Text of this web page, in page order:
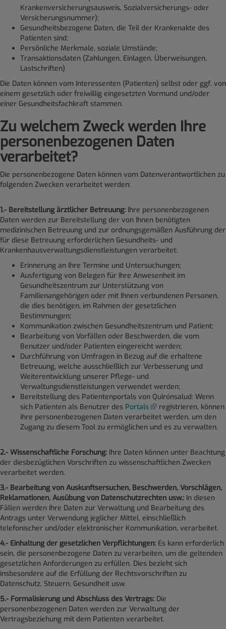
Krankenversicherungsausweis, Sozialversicherungs- oder
Versicherungsnummer);
Gesundheitsbezogene Daten, die Teil der Krankenakte des
Patienten sind;
Persönliche Merkmale, soziale Umstände;
Transaktionsdaten (Zahlungen, Einlagen, Überweisungen,
Lastschriften)
Die Daten können vom Interessenten (Patienten) selbst oder ggf. von
einem gesetzlich oder freiwillig eingesetzten Vormund und/oder
einer Gesundheitsfachkraft stammen.
Zu welchem Zweck werden Ihre
personenbezogenen Daten
verarbeitet?
Die personenbezogene Daten können vom Datenverantwortlichen zu
folgenden Zwecken verarbeitet werden:
1.- Bereitstellung ärztlicher Betreuung: Ihre personenbezogenen
Daten werden zur Bereitstellung der von Ihnen benötigten
medizinischen Betreuung und zur ordnungsgemäßen Ausführung der
für diese Betreuung erforderlichen Gesundheits- und
Krankenhausverwaltungsdienstleistungen verarbeitet:
Erinnerung an Ihre Termine und Untersuchungen;
Ausfertigung von Belegen für Ihre Anwesenheit im
Gesundheitszentrum zur Unterstützung von
Familienangehörigen oder mit Ihnen verbundenen Personen,
die dies benötigen, im Rahmen der gesetzlichen
Bestimmungen;
Kommunikation zwischen Gesundheitszentrum und Patient;
Bearbeitung von Vorfällen oder Beschwerden, die vom
Benutzer und/oder Patienten eingereicht werden;
Durchführung von Umfragen in Bezug auf die erhaltene
Betreuung, welche ausschließlich zur Verbesserung und
Weiterentwicklung unserer Pflege- und
Verwaltungsdienstleistungen verwendet werden;
Bereitstellung des Patientenportals von Quirónsalud: Wenn
sich Patienten als Benutzer des Portals
registrieren, können
ihre personenbezogenen Daten verarbeitet werden, um den
Zugang zu diesem Tool zu ermöglichen und es zu verwalten.
2.- Wissenschaftliche Forschung: Ihre Daten können unter Beachtung
der diesbezüglichen Vorschriften zu wissenschaftlichen Zwecken
verarbeitet werden.
3.- Bearbeitung von Auskunftsersuchen, Beschwerden, Vorschlägen,
Reklamationen, Ausübung von Datenschutzrechten usw.: In diesen
Fällen werden Ihre Daten zur Verwaltung und Bearbeitung des
Antrags unter Verwendung jeglicher Mittel, einschließlich
telefonischer und/oder elektronischer Kommunikation, verarbeitet.
4.- Einhaltung der gesetzlichen Verpflichtungen: Es kann erforderlich
sein, die personenbezogene Daten zu verarbeiten, um die geltenden
gesetzlichen Anforderungen zu erfüllen. Dies bezieht sich
insbesondere auf die Erfüllung der Rechtsvorschriften zu
Datenschutz, Steuern, Gesundheit usw.
5.- Formalisierung und Abschluss des Vertrags: Die
personenbezogenen Daten werden zur Verwaltung der
Vertragsbeziehung mit dem Patienten verarbeitet.